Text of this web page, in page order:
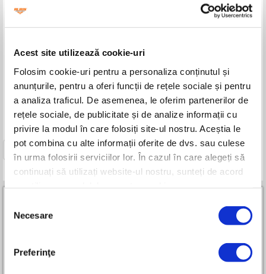
Acest site utilizează cookie-uri
Folosim cookie-uri pentru a personaliza conținutul și
anunțurile, pentru a oferi funcții de rețele sociale și pentru
a analiza traficul. De asemenea, le oferim partenerilor de
rețele sociale, de publicitate și de analize informații cu
privire la modul în care folosiți site-ul nostru. Aceștia le
pot combina cu alte informații oferite de dvs. sau culese
în urma folosirii serviciilor lor. În cazul în care alegeți să
continuați să utilizați website-ul nostru, sunteți de acord
consimțământului
Necesare
Preferinţe
277x259x203cm
Material: Oțel galvanizat
1
Parteneri RURIS Premium All-in-One